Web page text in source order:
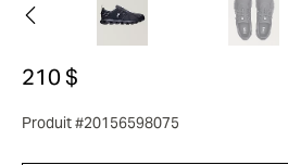
210 $
Produit #20156598075